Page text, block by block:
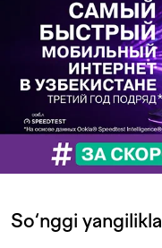
So‘nggi